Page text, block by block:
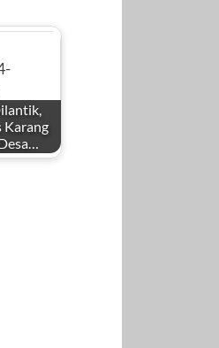
Karang